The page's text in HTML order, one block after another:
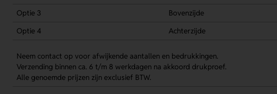
Optie 3
Bovenzijde
Optie 4
Achterzijde
Neem contact op voor afwijkende aantallen en bedrukkingen.
Verzending binnen ca. 6 t/m 8 werkdagen na akkoord drukproef.
Alle genoemde prijzen zijn exclusief BTW.